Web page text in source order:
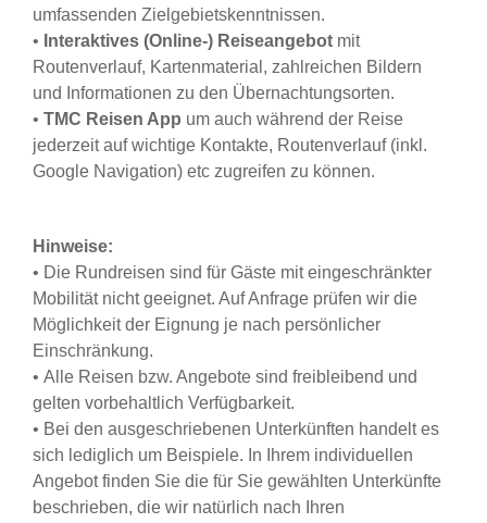
umfassenden Zielgebietskenntnissen.
• Interaktives (Online-) Reiseangebot mit
Routenverlauf, Kartenmaterial, zahlreichen Bildern
und Informationen zu den Übernachtungsorten.
• TMC Reisen App um auch während der Reise
jederzeit auf wichtige Kontakte, Routenverlauf (inkl.
Google Navigation) etc zugreifen zu können.
Hinweise:
• Die Rundreisen sind für Gäste mit eingeschränkter
Mobilität nicht geeignet. Auf Anfrage prüfen wir die
Möglichkeit der Eignung je nach persönlicher
Einschränkung.
• Alle Reisen bzw. Angebote sind freibleibend und
gelten vorbehaltlich Verfügbarkeit.
• Bei den ausgeschriebenen Unterkünften handelt es
sich lediglich um Beispiele. In Ihrem individuellen
Angebot finden Sie die für Sie gewählten Unterkünfte
beschrieben, die wir natürlich nach Ihren